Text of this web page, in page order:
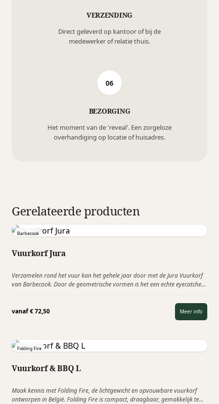
VERZENDING
Direct geleverd op kantoor of bij de
medewerker of relatie thuis.
06
BEZORGING
Het moment van de 'reveal'. Een zorgeloze
overhandiging op locatie of huisadres.
Gerelateerde producten
Barbecook
Vuurkorf Jura
Verzamelen rond het vuur kan het gehele jaar door met de Jura Vuurkorf
van Barbecook. Door de geometrische vormen is het een echte eyecatcher
vanaf€72,50 Meer info
Folding Fire
Vuurkorf & BBQ L
Maak kennis met Folding Fire, de lichtgewicht en opvouwbare vuurkorf
ontworpen in België. Folding Fire is compact, draagbaar, gemakkelijk te